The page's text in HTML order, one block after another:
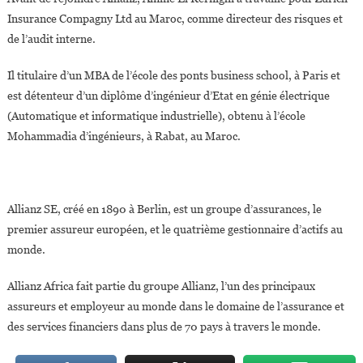
Insurance Compagny Ltd au Maroc, comme directeur des risques et
de l’audit interne.
Il titulaire d’un MBA de l’école des ponts business school, à Paris et
est détenteur d’un diplôme d’ingénieur d’Etat en génie électrique
(Automatique et informatique industrielle), obtenu à l’école
Mohammadia d’ingénieurs, à Rabat, au Maroc.
Allianz SE, créé en 1890 à Berlin, est un groupe d’assurances, le
premier assureur européen, et le quatrième gestionnaire d’actifs au
monde.
Allianz Africa fait partie du groupe Allianz, l’un des principaux
assureurs et employeur au monde dans le domaine de l’assurance et
des services financiers dans plus de 70 pays à travers le monde.